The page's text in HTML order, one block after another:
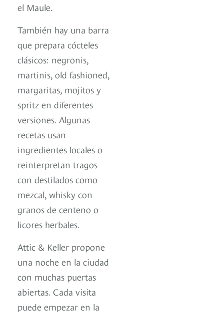
el Maule.
También hay una barra
que prepara cócteles
clásicos: negronis,
martinis, old fashioned,
margaritas, mojitos y
spritz en diferentes
versiones. Algunas
recetas usan
ingredientes locales o
reinterpretan tragos
con destilados como
mezcal, whisky con
granos de centeno o
licores herbales.
Attic & Keller propone
una noche en la ciudad
con muchas puertas
abiertas. Cada visita
puede empezar en la